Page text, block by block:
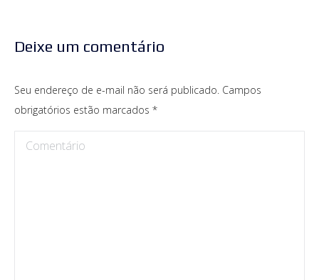
Deixe um comentário
Seu endereço de e-mail não será publicado. Campos
obrigatórios estão marcados *
Comentário